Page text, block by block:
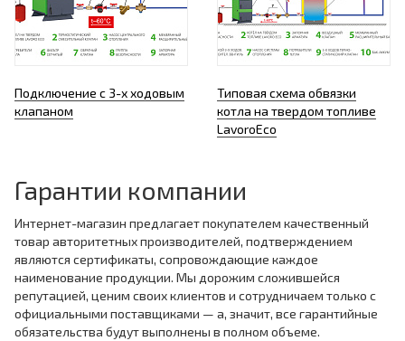
Подключение с 3-х ходовым
клапаном
Типовая схема обвязки
котла на твердом топливе
LavoroEco
Гарантии компании
Интернет-магазин предлагает покупателем качественный
товар авторитетных производителей, подтверждением
являются сертификаты, сопровождающие каждое
наименование продукции. Мы дорожим сложившейся
репутацией, ценим своих клиентов и сотрудничаем только с
официальными поставщиками — а, значит, все гарантийные
обязательства будут выполнены в полном объеме.